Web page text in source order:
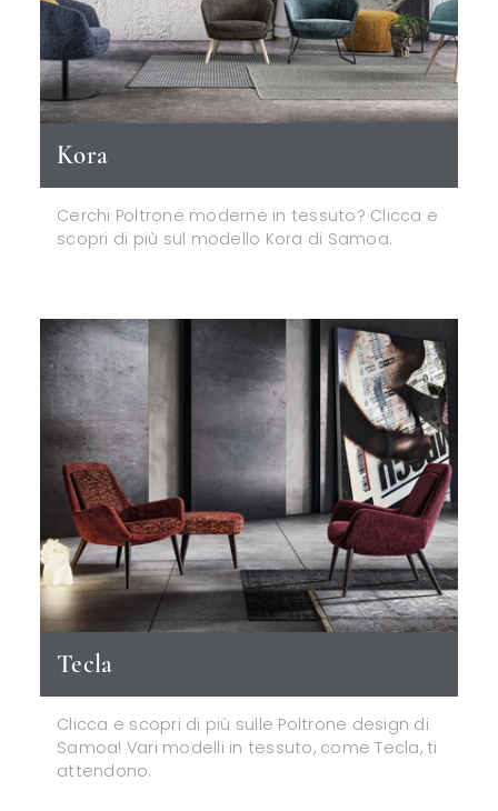
Kora
Cerchi Poltrone moderne in tessuto? Clicca e
scopri di più sul modello Kora di Samoa.
Tecla
Clicca e scopri di più sulle Poltrone design di
Samoa! Vari modelli in tessuto, come Tecla, ti
attendono.